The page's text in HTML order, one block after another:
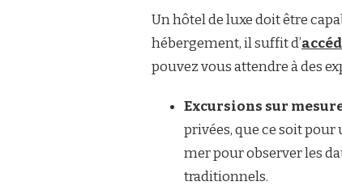
Un hôtel de luxe doit être
hébergement, il suffit d’
pouvez vous attendre à des
Excursions sur
privées, que ce soit
mer pour observer les
traditionnels.